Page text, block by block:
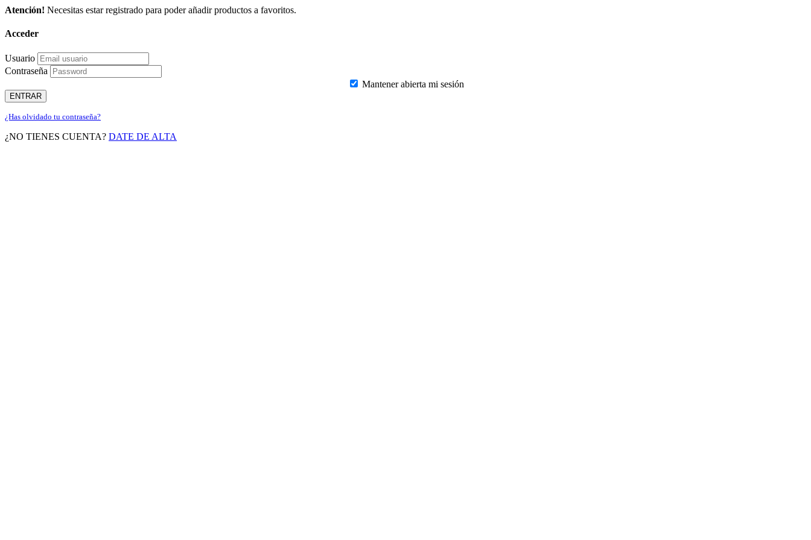
Atención! Necesitas estar registrado para poder añadir productos a favoritos.
Acceder
Usuario
Contraseña
Mantener abierta mi sesión
ENTRAR
¿Has olvidado tu contraseña?
¿NO TIENES CUENTA? DATE DE ALTA